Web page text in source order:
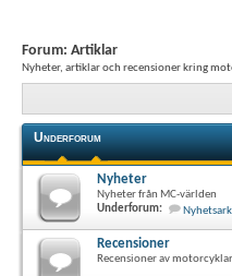
Forum: Artiklar
Nyheter, artiklar och recensioner kring
Underforum
Nyheter
Nyheter från MC-världen
Underforum:
Recensioner
Recensioner av